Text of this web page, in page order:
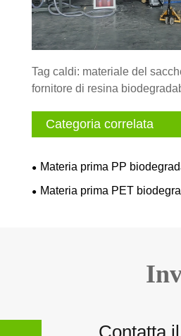
Tag caldi: materiale del
fornitore di resina
Categoria correlata
Materia prima PP
Materia prima PET
Contatta